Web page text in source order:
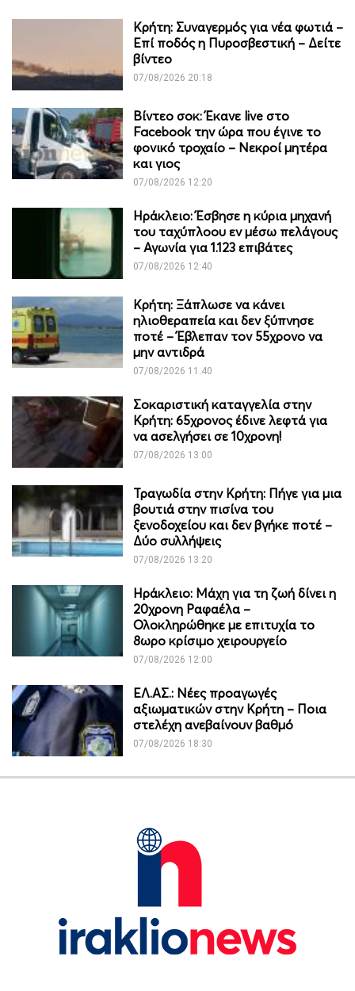
Κρήτη: Συναγερμός για νέα φωτιά –
Επί ποδός η Πυροσβεστική – Δείτε
βίντεο
07/08/2026 20:18
Βίντεο σοκ: Έκανε live στο
Facebook την ώρα που έγινε το
φονικό τροχαίο – Νεκροί μητέρα
και γιος
07/08/2026 12:20
Ηράκλειο: Έσβησε η κύρια μηχανή
του ταχύπλοου εν μέσω πελάγους
– Αγωνία για 1.123 επιβάτες
07/08/2026 12:40
Κρήτη: Ξάπλωσε να κάνει
ηλιοθεραπεία και δεν ξύπνησε
ποτέ – Έβλεπαν τον 55χρονο να
μην αντιδρά
07/08/2026 11:40
Σοκαριστική καταγγελία στην
Κρήτη: 65χρονος έδινε λεφτά για
να ασελγήσει σε 10χρονη!
07/08/2026 13:00
Τραγωδία στην Κρήτη: Πήγε για μια
βουτιά στην πισίνα του
ξενοδοχείου και δεν βγήκε ποτέ –
Δύο συλλήψεις
07/08/2026 13:20
Ηράκλειο: Μάχη για τη ζωή δίνει η
20χρονη Ραφαέλα –
Ολοκληρώθηκε με επιτυχία το
8ωρο κρίσιμο χειρουργείο
07/08/2026 12:00
ΕΛ.ΑΣ.: Νέες προαγωγές
αξιωματικών στην Κρήτη – Ποια
στελέχη ανεβαίνουν βαθμό
07/08/2026 18:30